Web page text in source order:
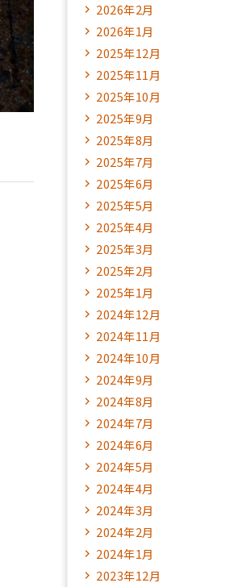
2026年2月
2026年1月
2025年12月
2025年11月
2025年10月
2025年9月
2025年8月
2025年7月
2025年6月
2025年5月
2025年4月
2025年3月
2025年2月
2025年1月
2024年12月
2024年11月
2024年10月
2024年9月
2024年8月
2024年7月
2024年6月
2024年5月
2024年4月
2024年3月
2024年2月
2024年1月
2023年12月